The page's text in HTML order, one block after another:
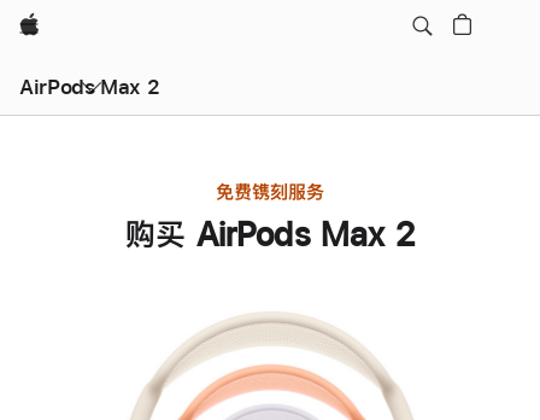
Apple
AirPods Max 2
免费镌刻服务
购买 AirPods Max 2